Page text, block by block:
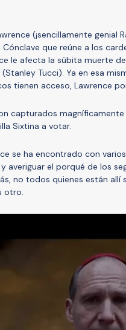
(¡sencillamente genial
que reúne a los
le afecta la súbita muerte
(Stanley Tucci). Ya en esa
tienen acceso, Lawrence
capturados
Sixtina a votar.
se ha encontrado con
averiguar el porqué de los
no todos quienes están allí
otro.